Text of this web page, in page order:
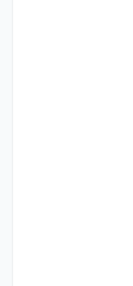
به
مصرفی خود
افرادی که
استفاده
می‌آید. با
به راحتی و در
و آب مصرفی
آب